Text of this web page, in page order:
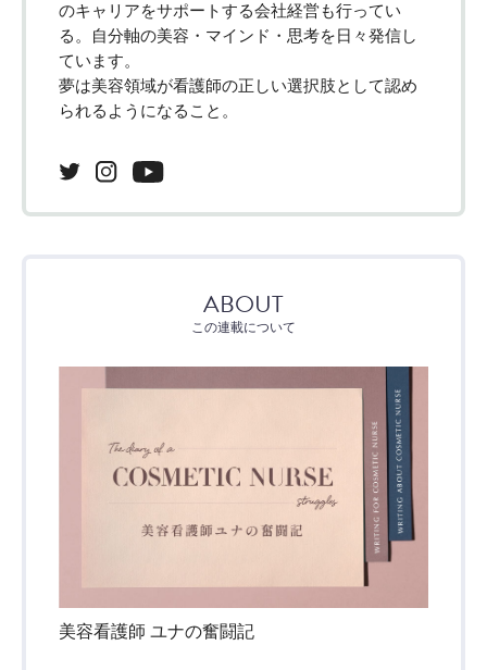
のキャリアをサポートする会社経営も行ってい
る。自分軸の美容・マインド・思考を日々発信し
ています。
夢は美容領域が看護師の正しい選択肢として認め
られるようになること。
ABOUT
この連載について
美容看護師 ユナの奮闘記